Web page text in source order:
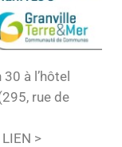
à l’hôtel
rue de
>